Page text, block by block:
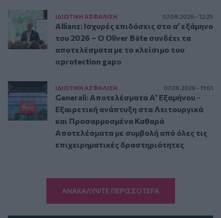
ΙΔΙΩΤΙΚΗ ΑΣΦAΛΙΣΗ 07.08.2026 - 12:25
Allianz: Ισχυρές επιδόσεις στο α’ εξάμηνο
του 2026 – Ο Oliver Bäte συνδέει τα
αποτελέσματα με το κλείσιμο του
«protection gap»
ΙΔΙΩΤΙΚΗ ΑΣΦAΛΙΣΗ 07.08.2026 - 11:01
Generali: Αποτελέσματα Α' Εξαμήνου -
Εξαιρετική ανάπτυξη στα Λειτουργικά
και Προσαρμοσμένα Καθαρά
Αποτελέσματα με συμβολή από όλες τις
επιχειρηματικές δραστηριότητες
ΑΝΑΚΑΛΥΨΤΕ ΠΕΡΙΣΣΟΤΕΡΑ